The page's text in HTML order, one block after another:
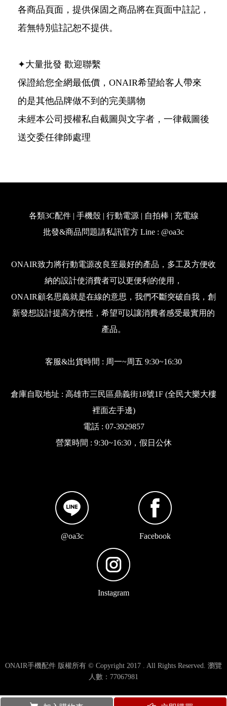
各商品頁面，提供保固之商品將在頁面中註記，
若無特別註記恕不提供。
✦大量批發 歡迎聯繫
保證給您全網最低價，ONAIR希望給客人帶來
的是其他品牌做不到的完美購物
未經本公司授權私自截圖與文字者，一律截圖後
送交委任律師處理
各類3C配件 | 手機殼 | 行動電源 | 自拍棒 | 充電線
批發&商品問題請私訊官方 Line : @oa3c
ONAIR致力將行動電源改良至最好的產品，多工及方便收
納的設計使消費者可以更便利的使用，
ONAIR顧名思義就是在線的意思，我們不斷突破自我，創
新發想設計提高方便性，希望可以讓消費者感受最實用的
產品。
客服&出貨時間 : 周一~周五 9:30~16:30
倉庫自取地址 : 高雄市三民區鼎義街18號1F (全民大樂大樓
裡面左手邊)
電話 : 07-3929857
營業時間 : 9:30~16:30，假日公休
@oa3c Facebook
Instagram
ONAIR手機配件 版權所有 © Copyright 2017 . All Rights Reserved. 瀏覽
人數：77067981